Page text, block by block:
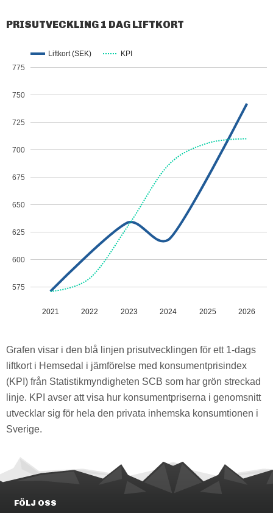
PRISUTVECKLING 1 DAG LIFTKORT
Liftkort (SEK) KPI
2021 2022 2023 2024 2025 2026
575
600
625
650
675
700
725
750
775
Grafen visar i den blå linjen prisutvecklingen för ett 1-dags
liftkort i Hemsedal i jämförelse med konsumentprisindex
(KPI) från Statistikmyndigheten SCB som har grön streckad
linje. KPI avser att visa hur konsumentpriserna i genomsnitt
utvecklar sig för hela den privata inhemska konsumtionen i
Sverige.
FÖLJ OSS